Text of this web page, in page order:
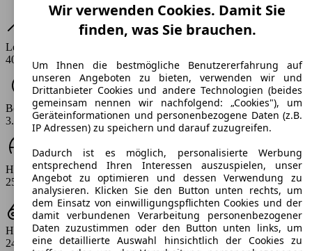
Leistung
400 PS
Beschleunigung (0-100 km/h)
3.8 s
Höchstgeschwindigkeit (km/h)
250 km/h
Hubraum
2480 ccm
Wir verwenden Cookies. Damit Sie
finden, was Sie brauchen.
Um Ihnen die bestmögliche Benutzererfahrung auf
unseren Angeboten zu bieten, verwenden wir und
Drittanbieter Cookies und andere Technologien (beides
gemeinsam nennen wir nachfolgend: „Cookies"), um
Geräteinformationen und personenbezogene Daten (z.B.
IP Adressen) zu speichern und darauf zuzugreifen.
Dadurch ist es möglich, personalisierte Werbung
entsprechend Ihren Interessen auszuspielen, unser
Angebot zu optimieren und dessen Verwendung zu
analysieren. Klicken Sie den Button unten rechts, um
dem Einsatz von einwilligungspflichten Cookies und der
damit verbundenen Verarbeitung personenbezogener
Daten zuzustimmen oder den Button unten links, um
eine detaillierte Auswahl hinsichtlich der Cookies zu